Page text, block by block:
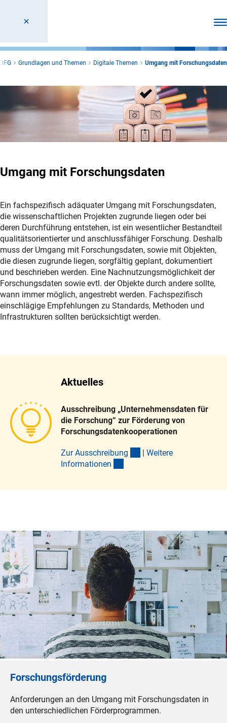
DFG Grundlagen und Themen Digitale Themen Umgang mit Forschungsdaten
Umgang mit Forschungsdaten
Ein fachspezifisch adäquater Umgang mit Forschungsdaten,
die wissenschaftlichen Projekten zugrunde liegen oder bei
deren Durchführung entstehen, ist ein wesentlicher Bestandteil
qualitätsorientierter und anschlussfähiger Forschung. Deshalb
muss der Umgang mit Forschungsdaten, sowie mit Objekten,
die diesen zugrunde liegen, sorgfältig geplant, dokumentiert
und beschrieben werden. Eine Nachnutzungsmöglichkeit der
Forschungsdaten sowie evtl. der Objekte durch andere sollte,
wann immer möglich, angestrebt werden. Fachspezifisch
einschlägige Empfehlungen zu Standards, Methoden und
Infrastrukturen sollten berücksichtigt werden.
Aktuelles
Ausschreibung „Unternehmensdaten für
die Forschung“ zur Förderung von
Forschungsdatenkooperationen
Zur Ausschreibung (interner Link)
Weitere
Informationen
Forschungsförderung
Anforderungen an den Umgang mit Forschungsdaten in
den unterschiedlichen Förderprogrammen.